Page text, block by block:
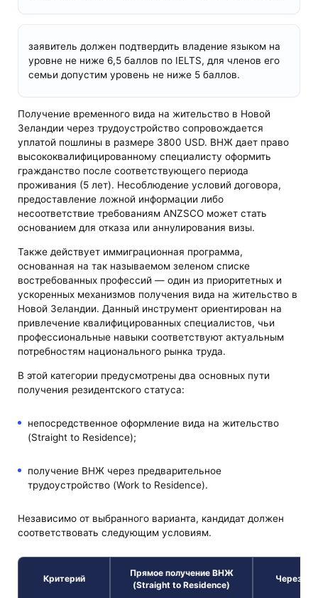
заявитель должен подтвердить владение языком на
уровне не ниже 6,5 баллов по IELTS, для членов его
семьи допустим уровень не ниже 5 баллов.
Получение временного вида на жительство в Новой
Зеландии через трудоустройство сопровождается
уплатой пошлины в размере 3800 USD. ВНЖ дает право
высококвалифицированному специалисту оформить
гражданство после соответствующего периода
проживания (5 лет). Несоблюдение условий договора,
предоставление ложной информации либо
несоответствие требованиям ANZSCO может стать
основанием для отказа или аннулирования визы.
Также действует иммиграционная программа,
основанная на так называемом зеленом списке
востребованных профессий — один из приоритетных и
ускоренных механизмов получения вида на жительство в
Новой Зеландии. Данный инструмент ориентирован на
привлечение квалифицированных специалистов, чьи
профессиональные навыки соответствуют актуальным
потребностям национального рынка труда.
В этой категории предусмотрены два основных пути
получения резидентского статуса:
непосредственное оформление вида на жительство
(Straight to Residence);
получение ВНЖ через предварительное
трудоустройство (Work to Residence).
Независимо от выбранного варианта, кандидат должен
соответствовать следующим условиям.
Критерий
Прямое получение ВНЖ
(Straight to Residence)
Через